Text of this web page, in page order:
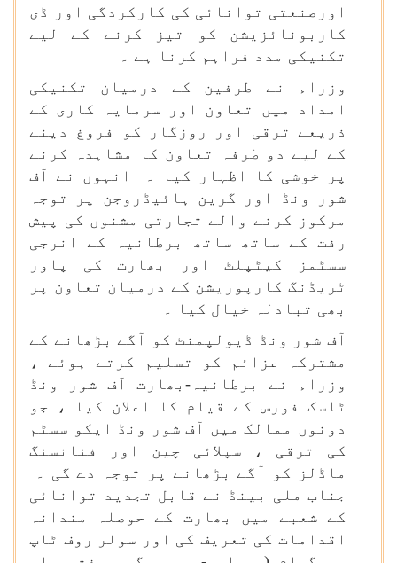
اورصنعتی توانائی کی کارکردگی اور ڈی
کاربونائزیشن کو تیز کرنے کے لیے
تکنیکی مدد فراہم کرنا ہے ۔
وزراء نے طرفین کے درمیان تکنیکی
امداد میں تعاون اور سرمایہ کاری کے
ذریعے ترقی اور روزگار کو فروغ دینے
کے لیے دو طرفہ تعاون کا مشاہدہ کرنے
پر خوشی کا اظہار کیا ۔ انہوں نے آف
شور ونڈ اور گرین ہائیڈروجن پر توجہ
مرکوز کرنے والے تجارتی مشنوں کی پیش
رفت کے ساتھ ساتھ برطانیہ کے انرجی
سسٹمز کیٹپلٹ اور بھارت کی پاور
ٹریڈنگ کارپوریشن کے درمیان تعاون پر
بھی تبادلہ خیال کیا ۔
آف شور ونڈ ڈیولپمنٹ کو آگے بڑھانے کے
مشترکہ عزائم کو تسلیم کرتے ہوئے ،
وزراء نے برطانیہ-بھارت آف شور ونڈ
ٹاسک فورس کے قیام کا اعلان کیا ، جو
دونوں ممالک میں آف شور ونڈ ایکو سسٹم
کی ترقی ، سپلائی چین اور فنانسنگ
ماڈلز کو آگے بڑھانے پر توجہ دے گی ۔
جناب ملی بینڈ نے قابل تجدید توانائی
کے شعبے میں بھارت کے حوصلہ مندانہ
اقدامات کی تعریف کی اور سولر روف ٹاپ